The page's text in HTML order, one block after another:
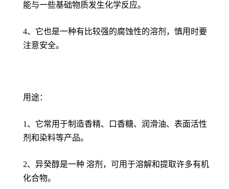
能与一些基础物质发生化学反应。
4、它也是一种有比较强的腐蚀性的溶剂，慎用时要
注意安全。
用途：
1、它常用于制造香精、口香糖、润滑油、表面活性
剂和染料等产品。
2、异癸醇是一种 溶剂，可用于溶解和提取许多有机
化合物。